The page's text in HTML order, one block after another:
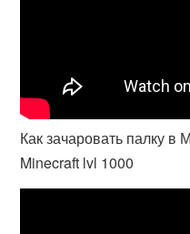
Как зачаровать палку в
Minecraft lvl 1000